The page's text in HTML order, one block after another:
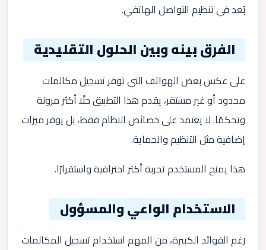
بُعد في تنظيم التواصل الهاتفي.
الفرق بينه وبين الحلول التقليدية
على عكس بعض الهواتف التي توفر تسجيل مكالمات
محدود أو غير مستقر، يقدم هذا التطبيق حلًا أكثر مرونة
وتحكمًا. لا يعتمد على خصائص النظام فقط، بل يوفر ميزات
إضافية مثل التنظيم والحماية.
هذا يمنح المستخدم تجربة أكثر احترافية واستقرارًا.
الاستخدام الواعي والمسؤول
رغم الفوائد الكبيرة، من المهم استخدام تسجيل المكالمات